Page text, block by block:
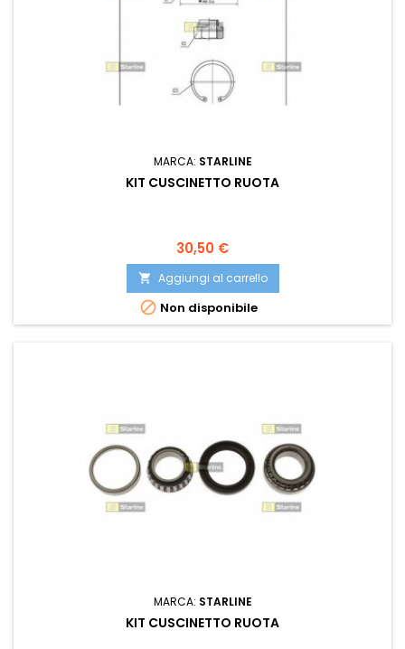
MARCA: STARLINE
KIT CUSCINETTO RUOTA
Prezzo
30,50 €
 Aggiungi al carrello
 Non disponibile
MARCA: STARLINE
KIT CUSCINETTO RUOTA